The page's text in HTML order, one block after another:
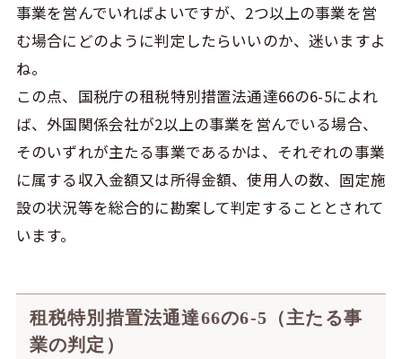
事業を営んでいればよいですが、2つ以上の事業を営
む場合にどのように判定したらいいのか、迷いますよ
ね。
この点、国税庁の租税特別措置法通達66の6-5によれ
ば、外国関係会社が2以上の事業を営んでいる場合、
そのいずれが主たる事業であるかは、それぞれの事業
に属する収入金額又は所得金額、使用人の数、固定施
設の状況等を総合的に勘案して判定することとされて
います。
租税特別措置法通達66の6-5（主たる事
業の判定）